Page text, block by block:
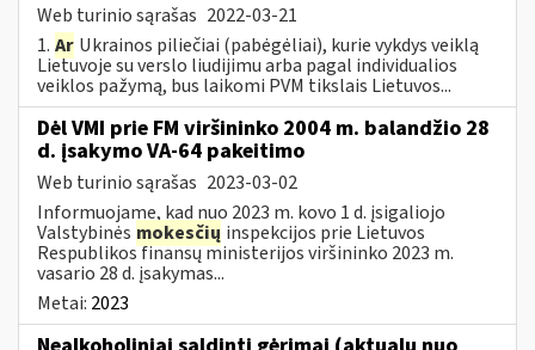
Web turinio sąrašas 2022-03-21
1. Ar Ukrainos piliečiai (pabėgėliai), kurie vykdys veiklą
Lietuvoje su verslo liudijimu arba pagal individualios
veiklos pažymą, bus laikomi PVM tikslais Lietuvos...
Dėl VMI prie FM viršininko 2004 m. balandžio 28
d. įsakymo VA-64 pakeitimo
Web turinio sąrašas 2023-03-02
Informuojame, kad nuo 2023 m. kovo 1 d. įsigaliojo
Valstybinės mokesčių inspekcijos prie Lietuvos
Respublikos finansų ministerijos viršininko 2023 m.
vasario 28 d. įsakymas...
Metai: 2023